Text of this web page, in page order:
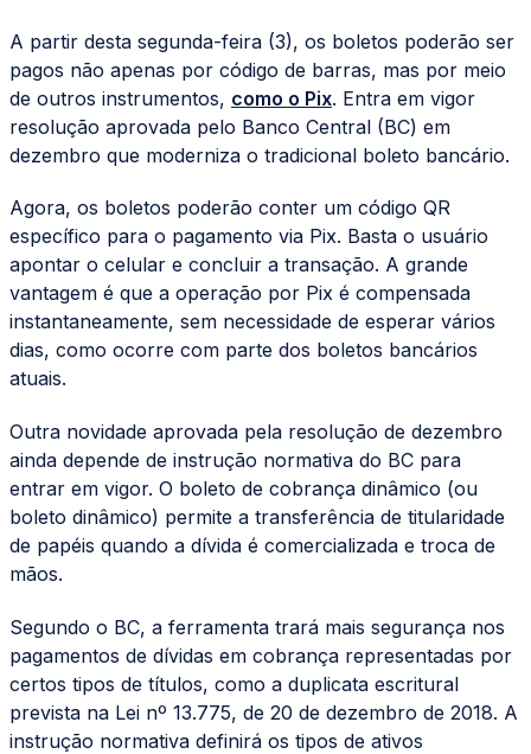
A partir desta segunda-feira (3), os boletos poderão ser
pagos não apenas por código de barras, mas por meio
de outros instrumentos, como o Pix. Entra em vigor
resolução aprovada pelo Banco Central (BC) em
dezembro que moderniza o tradicional boleto bancário.
Agora, os boletos poderão conter um código QR
específico para o pagamento via Pix. Basta o usuário
apontar o celular e concluir a transação. A grande
vantagem é que a operação por Pix é compensada
instantaneamente, sem necessidade de esperar vários
dias, como ocorre com parte dos boletos bancários
atuais.
Outra novidade aprovada pela resolução de dezembro
ainda depende de instrução normativa do BC para
entrar em vigor. O boleto de cobrança dinâmico (ou
boleto dinâmico) permite a transferência de titularidade
de papéis quando a dívida é comercializada e troca de
mãos.
Segundo o BC, a ferramenta trará mais segurança nos
pagamentos de dívidas em cobrança representadas por
certos tipos de títulos, como a duplicata escritural
prevista na Lei nº 13.775, de 20 de dezembro de 2018. A
instrução normativa definirá os tipos de ativos